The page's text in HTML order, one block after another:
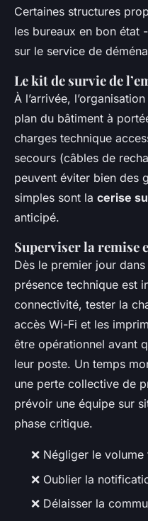
Certaines structures
les bureaux en bon état
sur le service de
Le kit de survie de
À l’arrivée,
plan du bâtiment à
charges technique
secours (câbles de
peuvent éviter bien des
simples sont la cerise
anticipé.
Superviser la remise
Dès le premier jour
présence technique est
connectivité, tester la
accès Wi-Fi et les
être opérationnel avant
leur poste. Un temps
une perte collective de
prévoir une équipe sur
phase critique.
❌ Négliger le volume
❌ Oublier la
❌ Délaisser la